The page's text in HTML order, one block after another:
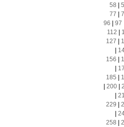
58
77
96
97
112
127
156
185
200|
229
258